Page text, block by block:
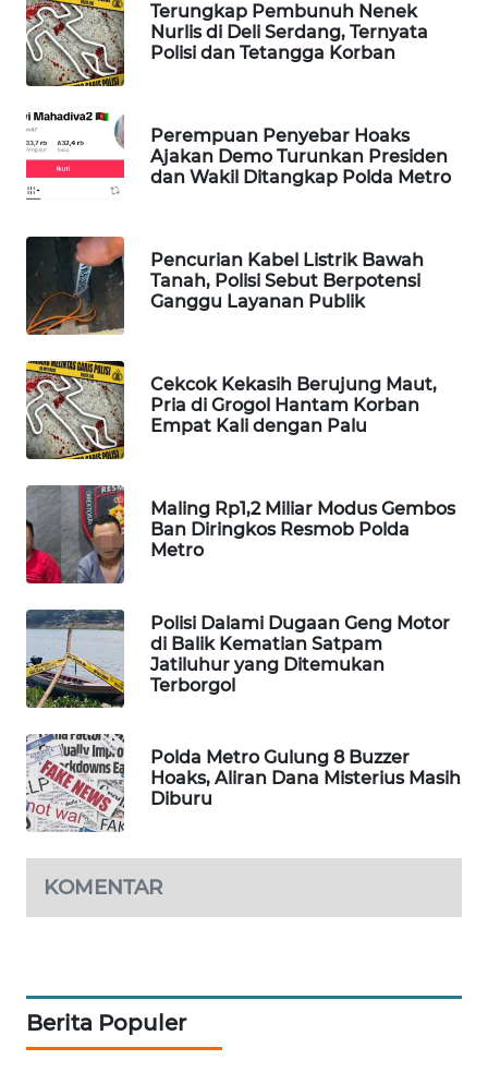
Terungkap Pembunuh Nenek
Nurlis di Deli Serdang, Ternyata
Polisi dan Tetangga Korban
Perempuan Penyebar Hoaks
Ajakan Demo Turunkan Presiden
dan Wakil Ditangkap Polda Metro
Pencurian Kabel Listrik Bawah
Tanah, Polisi Sebut Berpotensi
Ganggu Layanan Publik
Cekcok Kekasih Berujung Maut,
Pria di Grogol Hantam Korban
Empat Kali dengan Palu
Maling Rp1,2 Miliar Modus Gembos
Ban Diringkos Resmob Polda
Metro
Polisi Dalami Dugaan Geng Motor
di Balik Kematian Satpam
Jatiluhur yang Ditemukan
Terborgol
Polda Metro Gulung 8 Buzzer
Hoaks, Aliran Dana Misterius Masih
Diburu
KOMENTAR
Berita Populer
WAHANANEWS
ID
WAHANANEWS
CO ID
WAHANANEWS
WAHANA
SPORT
WAHANA
UMKM
WAHANA
SELEB
WAHANA
PERSONA
OTOMOTIF
WAHANA
HEALTH
WAHANA
DESA
WISATA
WAHANA
KONSUMEN
LISTRIK